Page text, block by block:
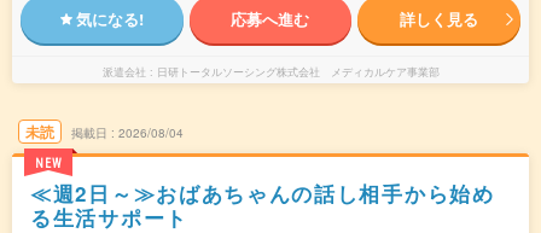
気になる! 応募へ進む 詳しく見る
派遣会社 日研トータルソーシング株式会社 メディカルケア事業部
未読
NEW
掲載日 2026/08/04
≪週2日～≫おばあちゃんの話し相手から始め
る生活サポート